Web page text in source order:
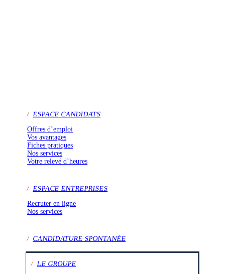
/ ESPACE CANDIDATS
Offres d’emploi
Vos avantages
Fiches pratiques
Nos services
Votre relevé d’heures
/ ESPACE ENTREPRISES
Recruter en ligne
Nos services
/ CANDIDATURE SPONTANÉE
/ LE GROUPE